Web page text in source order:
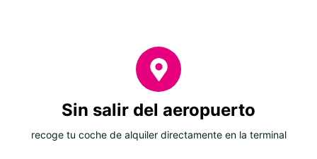
Sin salir del aeropuerto
recoge tu coche de alquiler directamente en la terminal